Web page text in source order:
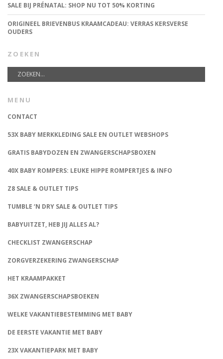
SALE BIJ PRÉNATAL: SHOP NU TOT 50% KORTING
ORIGINEEL BRIEVENBUS KRAAMCADEAU: VERRAS KERSVERSE
OUDERS
ZOEKEN
MENU
CONTACT
53X BABY MERKKLEDING SALE EN OUTLET WEBSHOPS
GRATIS BABYDOZEN EN ZWANGERSCHAPSBOXEN
40X BABY ROMPERS: LEUKE HIPPE ROMPERTJES & INFO
Z8 SALE & OUTLET TIPS
TUMBLE ‘N DRY SALE & OUTLET TIPS
BABYUITZET, HEB JIJ ALLES AL?
CHECKLIST ZWANGERSCHAP
ZORGVERZEKERING ZWANGERSCHAP
HET KRAAMPAKKET
36X ZWANGERSCHAPSBOEKEN
WELKE VAKANTIEBESTEMMING MET BABY
DE EERSTE VAKANTIE MET BABY
23X VAKANTIEPARK MET BABY